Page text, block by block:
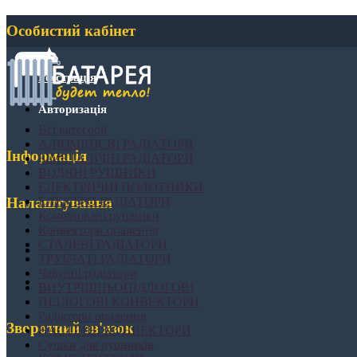
Особистий кабінет
Реєстрація
Авторизація
Інформація
Налаштування
Зворотний зв'язок
БІМЕТАЛІЧНІ РАДІАТОРИ
ЕЛЕКТРО РАДІАТОРИ
Комбіновані рушники
НАСТІННІ КОНВЕКТОРИ